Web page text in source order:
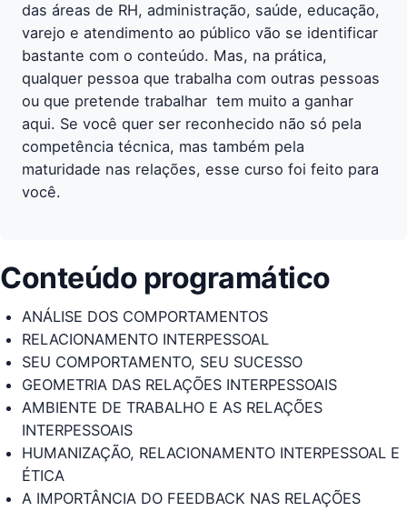
das áreas de RH, administração, saúde, educação,
varejo e atendimento ao público vão se identificar
bastante com o conteúdo. Mas, na prática,
qualquer pessoa que trabalha com outras pessoas 
ou que pretende trabalhar  tem muito a ganhar
aqui. Se você quer ser reconhecido não só pela
competência técnica, mas também pela
maturidade nas relações, esse curso foi feito para
você.
Conteúdo programático
ANÁLISE DOS COMPORTAMENTOS
RELACIONAMENTO INTERPESSOAL
SEU COMPORTAMENTO, SEU SUCESSO
GEOMETRIA DAS RELAÇÕES INTERPESSOAIS
AMBIENTE DE TRABALHO E AS RELAÇÕES
INTERPESSOAIS
HUMANIZAÇÃO, RELACIONAMENTO INTERPESSOAL E
ÉTICA
A IMPORTÂNCIA DO FEEDBACK NAS RELAÇÕES